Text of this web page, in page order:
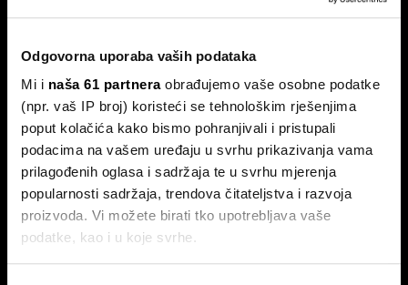
Odgovorna uporaba vaših podataka
Mi i naša 61 partneraobrađujemo vaše osobne podatke
(npr. vaš IP broj) koristeći se tehnološkim rješenjima
poput kolačića kako bismo pohranjivali i pristupali
podacima na vašem uređaju u svrhu prikazivanja vama
prilagođenih oglasa i sadržaja te u svrhu mjerenja
popularnosti sadržaja, trendova čitateljstva i razvoja
proizvoda. Vi možete birati tko upotrebljava vaše
podatke, kao i u koje svrhe.
obveznice - centraliziranom
kuhinjom do trostrukog rasta marže
Tvrtka Superior Ugostiteljstvo izdaje trogodišnje
obveznice vrijedne 1,5 milijuna eura, više od milijun eura
ulažu u sustav centralizirane pripreme hrane.